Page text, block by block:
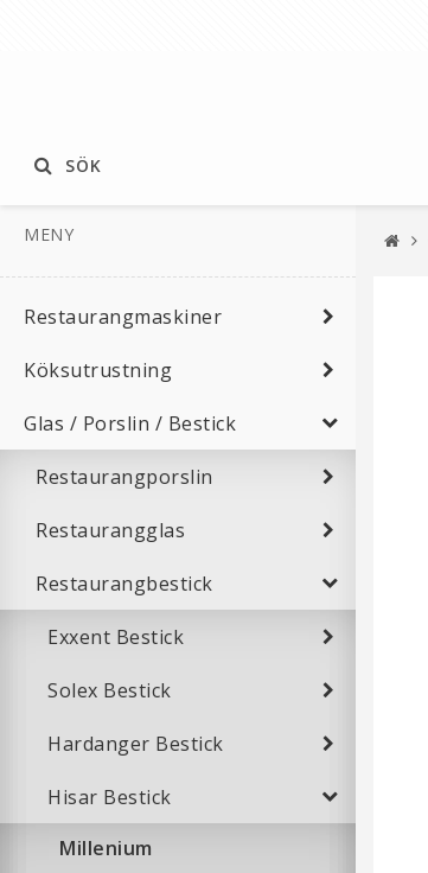
SÖK
MENY
Restaurangmaskiner
Köksutrustning
Glas / Porslin / Bestick
Restaurangporslin
Restaurangglas
Restaurangbestick
Exxent Bestick
Solex Bestick
Hardanger Bestick
Hisar Bestick
Millenium